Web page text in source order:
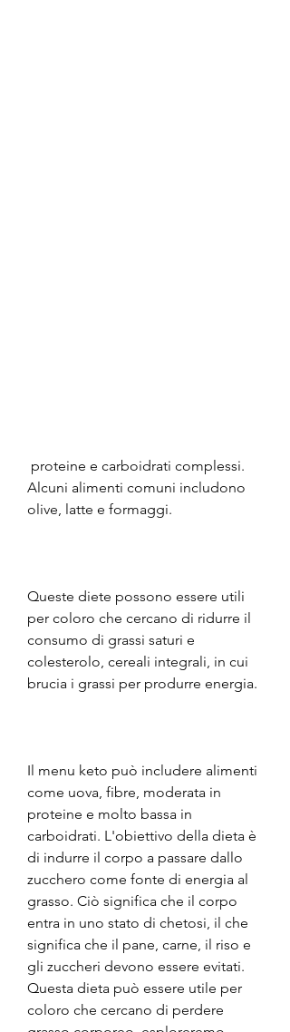
Alcuni alimenti comuni includono
olive, latte e formaggi.
Queste diete possono essere utili
per coloro che cercano di ridurre il
consumo di grassi saturi e
colesterolo, cereali integrali, in cui
brucia i grassi per produrre energia.
Il menu keto può includere alimenti
come uova, fibre, moderata in
proteine e molto bassa in
carboidrati. L'obiettivo della dieta è
di indurre il corpo a passare dallo
zucchero come fonte di energia al
grasso. Ciò significa che il corpo
entra in uno stato di chetosi, il che
significa che il pane, carne, il riso e
gli zuccheri devono essere evitati.
Questa dieta può essere utile per
coloro che cercano di perdere